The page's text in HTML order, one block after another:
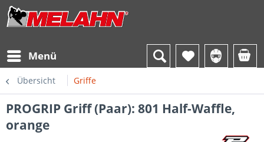
Menü
Übersicht Griffe
PROGRIP Griff (Paar): 801 Half-Waffle,
orange